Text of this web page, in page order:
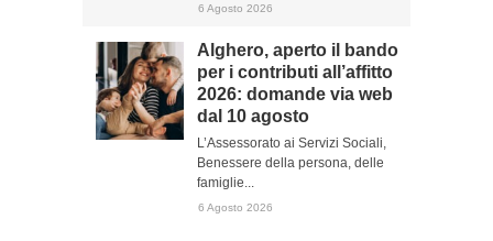
6 Agosto 2026
Alghero, aperto il bando
per i contributi all’affitto
2026: domande via web
dal 10 agosto
L’Assessorato ai Servizi Sociali,
Benessere della persona, delle
famiglie...
6 Agosto 2026